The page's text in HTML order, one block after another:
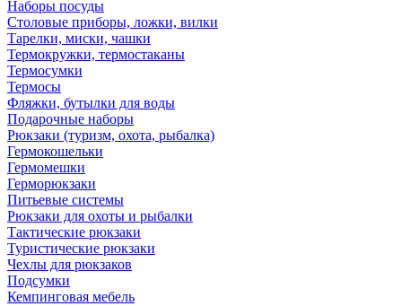
Наборы посуды
Столовые приборы, ложки, вилки
Тарелки, миски, чашки
Термокружки, термостаканы
Термосумки
Термосы
Фляжки, бутылки для воды
Подарочные наборы
Рюкзаки (туризм, охота, рыбалка)
Гермокошельки
Гермомешки
Герморюкзаки
Питьевые системы
Рюкзаки для охоты и рыбалки
Тактические рюкзаки
Туристические рюкзаки
Чехлы для рюкзаков
Подсумки
Кемпинговая мебель